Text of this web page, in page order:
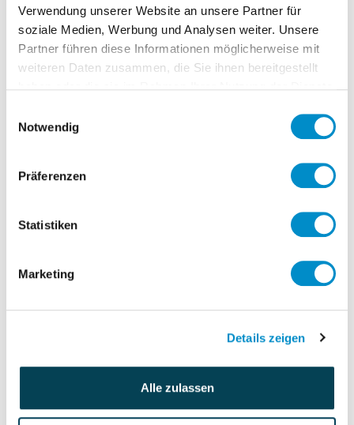
Verwendung unserer Website an unsere Partner für
soziale Medien, Werbung und Analysen weiter. Unsere
Partner führen diese Informationen möglicherweise mit
weiteren Daten zusammen, die Sie ihnen bereitgestellt
Notwendig
Präferenzen
Statistiken
Marketing
Details zeigen
Alle zulassen
wachsenden Projektgeschäfts sucht
unser Mandant zum nächstmöglichen
Zeitpunkt für den Raum Süddeutschland
Bauaufsicht & Controlling.
Mitwirkung bei der Vergaben und
Auswahl von Lieferanten.
Kalkulation und Erstellung von